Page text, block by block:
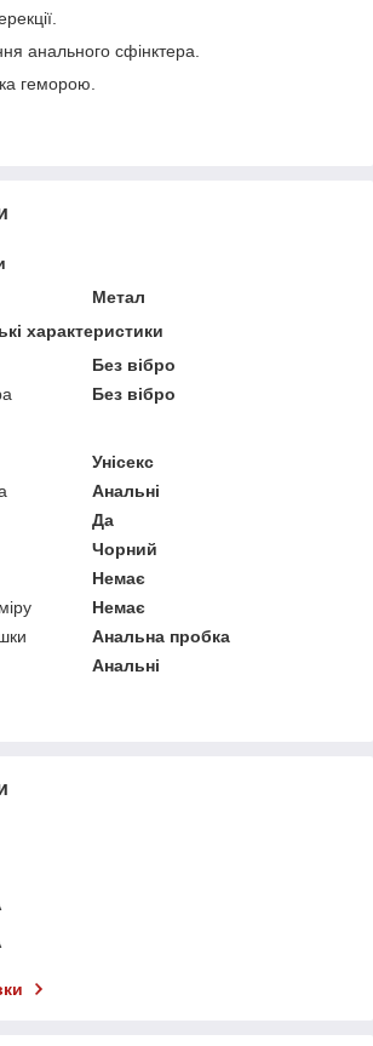
анального сфінктера.
геморою.
Метал
характеристики
Без вібро
Без вібро
Унісекс
Анальні
Да
Чорний
Немає
Немає
Анальна пробка
Анальні